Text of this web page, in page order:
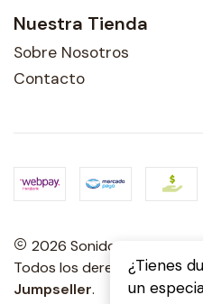
Nuestra Tienda
Sobre Nosotros
Contacto
2026 Sonidos Porteños.
Todos los derechos
Jumpseller.
¿Tienes
un